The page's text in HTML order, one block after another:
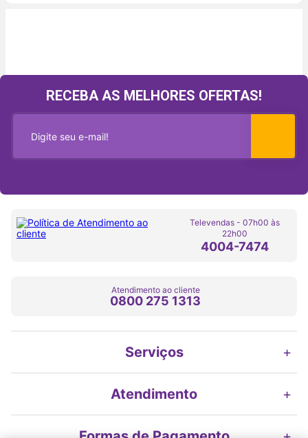
RECEBA AS MELHORES OFERTAS!
Televendas - 07h00 às
22h00
4004-7474
Atendimento ao cliente
0800 275 1313
Serviços +
Atendimento +